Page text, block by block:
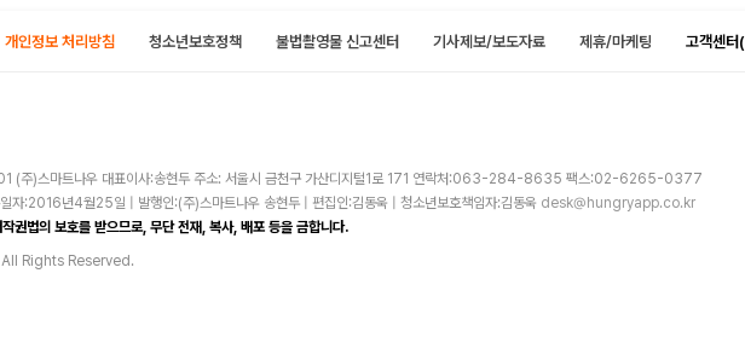
개인정보 처리방침 청소년보호정책 불법촬영물 신고센터 기사제보/보도자료 제휴/마케팅 고객센
(주)스마트나우 대표이사:송현두 주소: 서울시 금천구 가산디지털1로 171 연락처:063-284-8635 팩스:02-6265-0377
자:2016년4월25일 | 발행인:(주)스마트나우 송현두 | 편집인:김동욱 | 청소년보호책임자:김동욱 desk@hungryapp.co.kr
권법의 보호를 받으므로, 무단 전재, 복사, 배포 등을 금합니다.
Rights Reserved.